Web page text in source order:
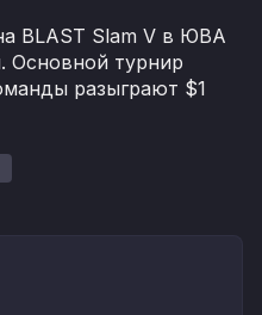
BLAST Slam V в ЮВА
Основной турнир
разыграют $1